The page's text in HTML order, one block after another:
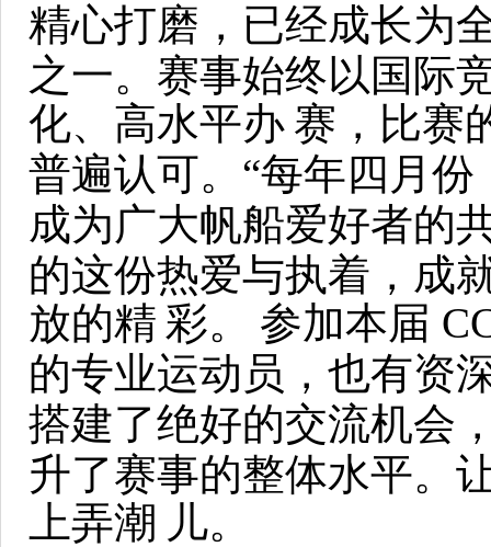
精心打磨，已经成长为
之一。赛事始终以国际
化、高水平办 赛，比赛
普遍认可。“每年四月份
成为广大帆船爱好者的
的这份热爱与执着，成
放的精 彩。
参加本届
的专业运动员，也有资
搭建了绝好的交流机会
升了赛事的整体水平。
上弄潮 儿。